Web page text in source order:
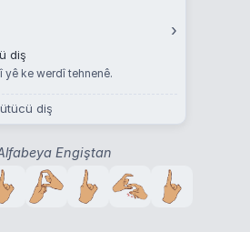
›
diş
yê ke werdî tehnenê.
diş
Engiştan